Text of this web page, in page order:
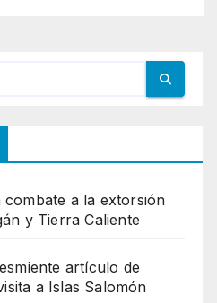
a la extorsión
y Tierra Caliente
artículo de
a Islas Salomón